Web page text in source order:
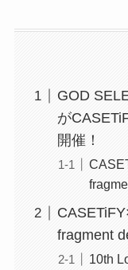
GOD
が
開催！
fragment
10th